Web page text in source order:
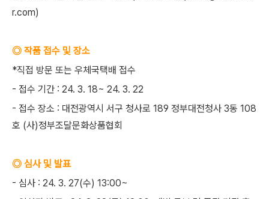
r.com)
◎ 작품 접수 및 장소
*직접 방문 또는 우체국택배 접수
- 접수 기간 : 24. 3. 18~ 24. 3. 22
- 접수 장소 : 대전광역시 서구 청사로 189 정부대전청사 3동 108
호 (사)정부조달문화상품협회
◎ 심사 및 발표
- 심사 : 24. 3. 27(수) 13:00~